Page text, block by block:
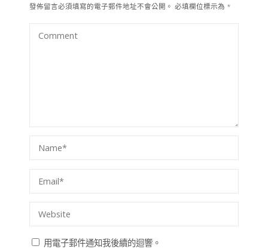
發佈留言必須填寫的電子郵件地址不會公開。 必填欄位標示為 *
用電子郵件通知我後續的迴響。